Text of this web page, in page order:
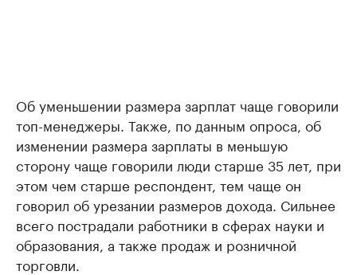
Об уменьшении размера зарплат чаще говорили
топ-менеджеры. Также, по данным опроса, об
изменении размера зарплаты в меньшую
сторону чаще говорили люди старше 35 лет, при
этом чем старше респондент, тем чаще он
говорил об урезании размеров дохода. Сильнее
всего пострадали работники в сферах науки и
образования, а также продаж и розничной
торговли.